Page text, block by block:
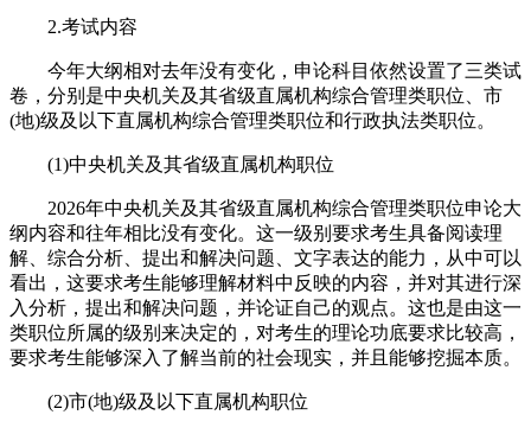
2.考试内容
今年大纲相对去年没有变化，申论科目依然设置了三类试
卷，分别是中央机关及其省级直属机构综合管理类职位、市
(地)级及以下直属机构综合管理类职位和行政执法类职位。
(1)中央机关及其省级直属机构职位
2026年中央机关及其省级直属机构综合管理类职位申论大
纲内容和往年相比没有变化。这一级别要求考生具备阅读理
解、综合分析、提出和解决问题、文字表达的能力，从中可以
看出，这要求考生能够理解材料中反映的内容，并对其进行深
入分析，提出和解决问题，并论证自己的观点。这也是由这一
类职位所属的级别来决定的，对考生的理论功底要求比较高，
要求考生能够深入了解当前的社会现实，并且能够挖掘本质。
(2)市(地)级及以下直属机构职位